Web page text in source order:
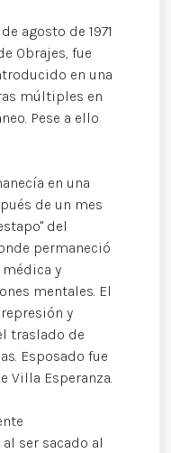
agosto de 1971
Obrajes, fue
en una
múltiples en
Pese a ello
en una
de un mes
del
permaneció
y
mentales. El
y
traslado de
Esposado fue
Villa Esperanza.
ser sacado al